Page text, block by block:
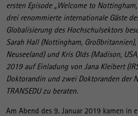
ersten Episode „Welcome to
drei renommierte internationale Gäste
Globalisierung des Hochschulsektors
Sarah Hall (Nottingham,
Neuseeland) und Kris Olds (Madison,
2019 auf Einladung von Jana Kleibert
Doktorandin und zwei Doktoranden der
TRANSEDU zu beraten.
Am Abend des 9. Januar 2019 kamen in